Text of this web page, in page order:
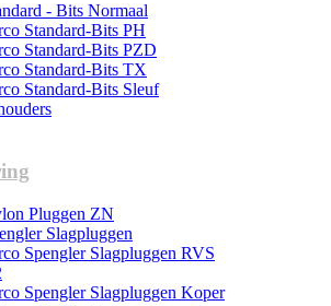
- Bits Normaal
Standard-Bits PH
Standard-Bits PZD
Standard-Bits TX
Standard-Bits Sleuf
Pluggen ZN
Slagpluggen
Spengler Slagpluggen RVS
Spengler Slagpluggen Koper